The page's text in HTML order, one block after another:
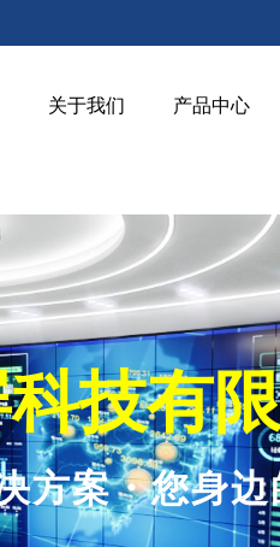
关于我们 产品中心
技有
方案・您身